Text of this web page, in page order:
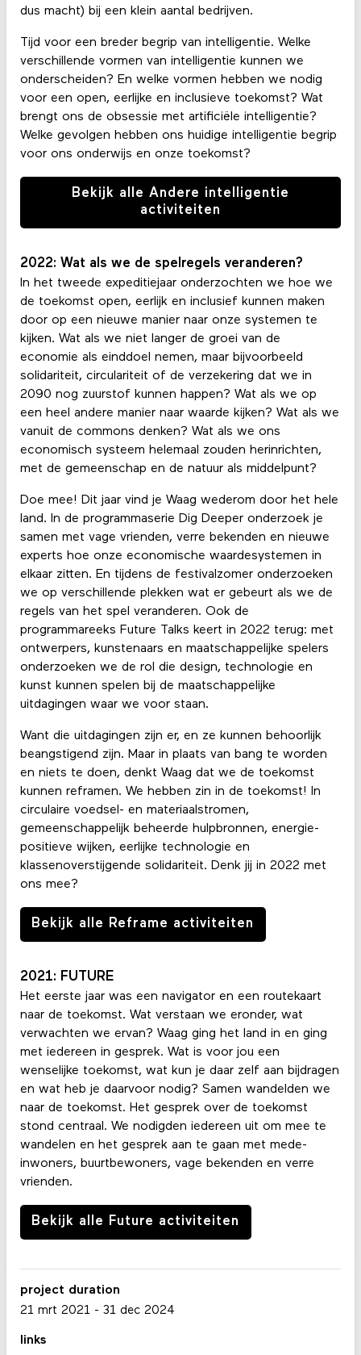
dus macht) bij een klein aantal bedrijven.
Tijd voor een breder begrip van intelligentie. Welke
verschillende vormen van intelligentie kunnen we
onderscheiden? En welke vormen hebben we nodig
voor een open, eerlijke en inclusieve toekomst? Wat
brengt ons de obsessie met artificiële intelligentie?
Welke gevolgen hebben ons huidige intelligentie begrip
voor ons onderwijs en onze toekomst?
Bekijk alle Andere intelligentie
activiteiten
2022: Wat als we de spelregels veranderen?
In het tweede expeditiejaar onderzochten we hoe we
de toekomst open, eerlijk en inclusief kunnen maken
door op een nieuwe manier naar onze systemen te
kijken. Wat als we niet langer de groei van de
economie als einddoel nemen, maar bijvoorbeeld
solidariteit, circulariteit of de verzekering dat we in
2090 nog zuurstof kunnen happen? Wat als we op
een heel andere manier naar waarde kijken? Wat als we
vanuit de commons denken? Wat als we ons
economisch systeem helemaal zouden herinrichten,
met de gemeenschap en de natuur als middelpunt?
Doe mee! Dit jaar vind je Waag wederom door het hele
land. In de programmaserie Dig Deeper onderzoek je
samen met vage vrienden, verre bekenden en nieuwe
experts hoe onze economische waardesystemen in
elkaar zitten. En tijdens de festivalzomer onderzoeken
we op verschillende plekken wat er gebeurt als we de
regels van het spel veranderen. Ook de
programmareeks Future Talks keert in 2022 terug: met
ontwerpers, kunstenaars en maatschappelijke spelers
onderzoeken we de rol die design, technologie en
kunst kunnen spelen bij de maatschappelijke
uitdagingen waar we voor staan.
Want die uitdagingen zijn er, en ze kunnen behoorlijk
beangstigend zijn. Maar in plaats van bang te worden
en niets te doen, denkt Waag dat we de toekomst
kunnen reframen. We hebben zin in de toekomst! In
circulaire voedsel- en materiaalstromen,
gemeenschappelijk beheerde hulpbronnen, energie-
positieve wijken, eerlijke technologie en
klassenoverstijgende solidariteit. Denk jij in 2022 met
ons mee?
Bekijk alle Reframe activiteiten
2021: FUTURE
Het eerste jaar was een navigator en een routekaart
naar de toekomst. Wat verstaan we eronder, wat
verwachten we ervan? Waag ging het land in en ging
met iedereen in gesprek. Wat is voor jou een
wenselijke toekomst, wat kun je daar zelf aan bijdragen
en wat heb je daarvoor nodig? Samen wandelden we
naar de toekomst. Het gesprek over de toekomst
stond centraal. We nodigden iedereen uit om mee te
wandelen en het gesprek aan te gaan met mede-
inwoners, buurtbewoners, vage bekenden en verre
vrienden.
Bekijk alle Future activiteiten
project duration
21 mrt 2021 - 31 dec 2024
links